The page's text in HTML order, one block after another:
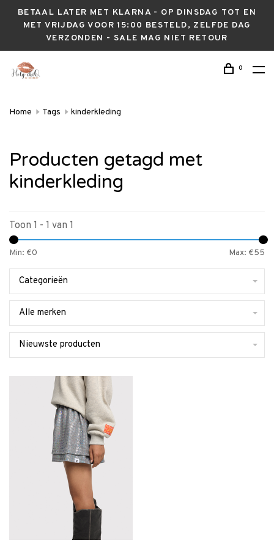
BETAAL LATER MET KLARNA - OP DINSDAG TOT EN
MET VRIJDAG VOOR 15:00 BESTELD, ZELFDE DAG
VERZONDEN - SALE MAG NIET RETOUR
0
Home Tags kinderkleding
Producten getagd met
kinderkleding
Toon 1 - 1 van 1
Min: €0 Max: €55
Categorieën
Alle merken
Nieuwste producten